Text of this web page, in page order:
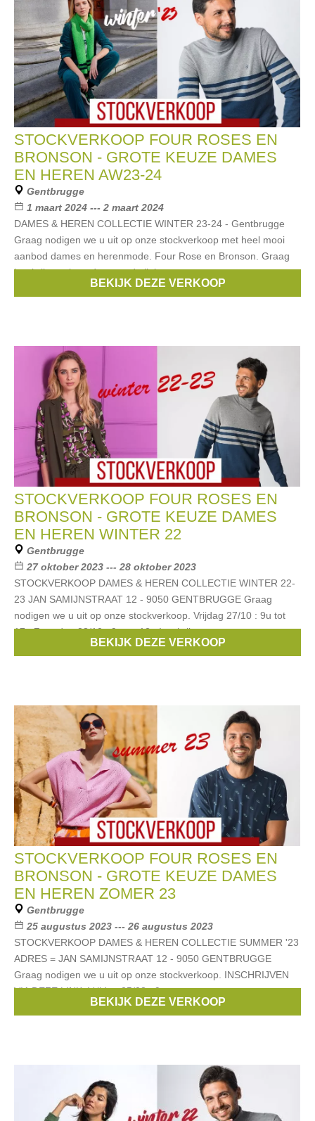
STOCKVERKOOP FOUR ROSES EN
BRONSON - GROTE KEUZE DAMES
EN HEREN AW23-24
Gentbrugge
1 maart 2024 --- 2 maart 2024
DAMES & HEREN COLLECTIE WINTER 23-24 - Gentbrugge
Graag nodigen we u uit op onze stockverkoop met heel mooi
aanbod dames en herenmode. Four Rose en Bronson. Graag
inschrijven via onderstaande links
Bronson,FOUR ROSES
BEKIJK DEZE VERKOOP
STOCKVERKOOP FOUR ROSES EN
BRONSON - GROTE KEUZE DAMES
EN HEREN WINTER 22
Gentbrugge
27 oktober 2023 --- 28 oktober 2023
STOCKVERKOOP DAMES & HEREN COLLECTIE WINTER 22-
23 JAN SAMIJNSTRAAT 12 - 9050 GENTBRUGGE Graag
nodigen we u uit op onze stockverkoop. Vrijdag 27/10 : 9u tot
17u Zaterdag 28/10 : 9u tot 12u Inschrijven
Bronson,FOUR ROSES
BEKIJK DEZE VERKOOP
STOCKVERKOOP FOUR ROSES EN
BRONSON - GROTE KEUZE DAMES
EN HEREN ZOMER 23
Gentbrugge
25 augustus 2023 --- 26 augustus 2023
STOCKVERKOOP DAMES & HEREN COLLECTIE SUMMER '23
ADRES = JAN SAMIJNSTRAAT 12 - 9050 GENTBRUGGE
Graag nodigen we u uit op onze stockverkoop. INSCHRIJVEN
VIA DEZE LINK: Vrijdag 25/08 : 9u tot
Bronson,veja ,FOUR ROSES
BEKIJK DEZE VERKOOP